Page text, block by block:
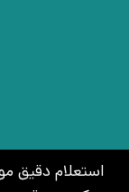
استعلام دقیق